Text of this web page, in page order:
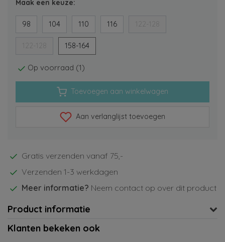
Maak een keuze:
98 104 110 116
158-164
Op voorraad (1)
Toevoegen aan winkelwagen
Aan verlanglijst toevoegen
Gratis verzenden vanaf 75,-
Verzenden 1-3 werkdagen
Meer informatie? Neem contact op over dit product
Product informatie
Klanten bekeken ook